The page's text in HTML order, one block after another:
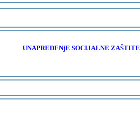
UNAPREĐENjE SOCIJALNE